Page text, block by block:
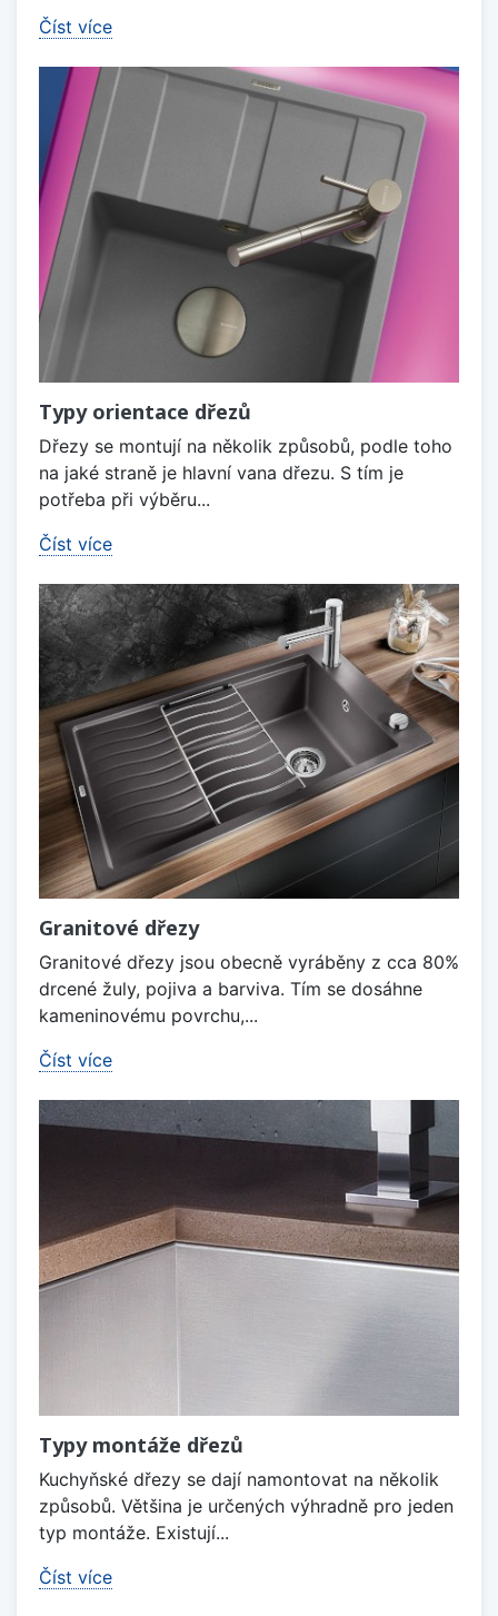
Číst více
Typy orientace dřezů
Dřezy se montují na několik způsobů, podle toho
na jaké straně je hlavní vana dřezu. S tím je
potřeba při výběru...
Číst více
Granitové dřezy
Granitové dřezy jsou obecně vyráběny z cca 80%
drcené žuly, pojiva a barviva. Tím se dosáhne
kameninovému povrchu,...
Číst více
Typy montáže dřezů
Kuchyňské dřezy se dají namontovat na několik
způsobů. Většina je určených výhradně pro jeden
typ montáže. Existují...
Číst více